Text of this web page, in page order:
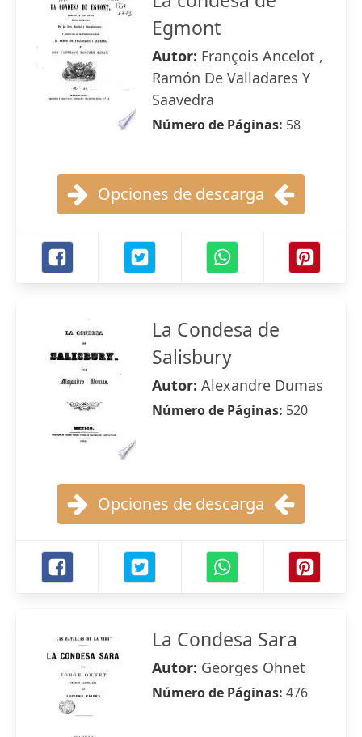
Egmont
Autor: François Ancelot ,
Ramón De Valladares Y
Saavedra
Número de Páginas: 58
Opciones de descarga
La Condesa de
Salisbury
Autor: Alexandre Dumas
Número de Páginas: 520
Opciones de descarga
La Condesa Sara
Autor: Georges Ohnet
Número de Páginas: 476